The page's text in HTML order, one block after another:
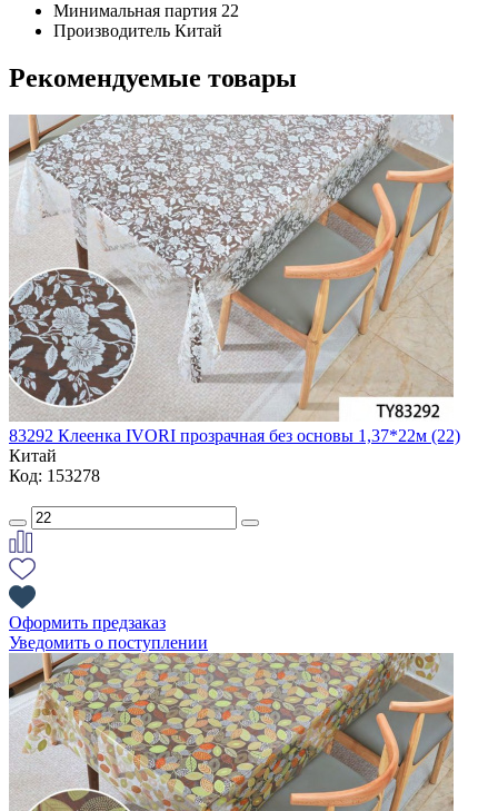
Минимальная партия 22
Производитель Китай
Рекомендуемые товары
83292 Клеенка IVORI прозрачная без основы 1,37*22м (22)
Китай
Код: 153278
Оформить предзаказ
Уведомить о поступлении